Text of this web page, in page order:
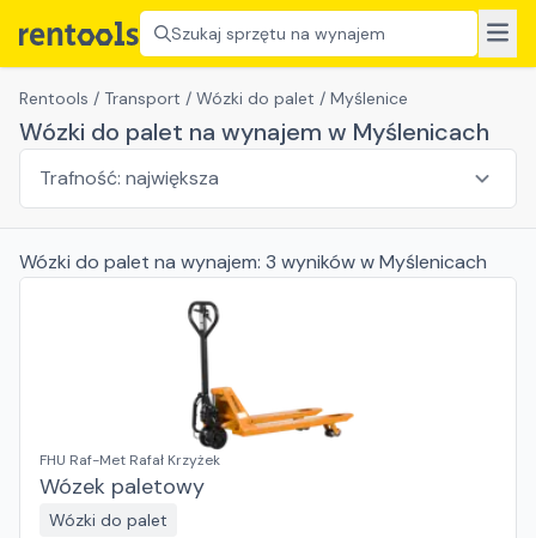
Szukaj sprzętu na wynajem
Rentools / Transport / Wózki do palet / Myślenice
Wózki do palet na wynajem w Myślenicach
Wózki do palet na wynajem: 3 wynikóww Myślenicach
FHU Raf-Met Rafał Krzyżek
Wózek paletowy
Wózki do palet